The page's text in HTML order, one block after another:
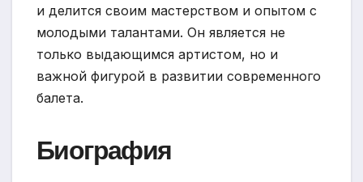
и делится своим мастерством и опытом с
молодыми талантами. Он является не
только выдающимся артистом, но и
важной фигурой в развитии современного
балета.
Биография